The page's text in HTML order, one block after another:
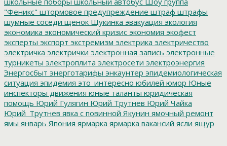
"Феникс" штормовое предупреждение штраф штрафы
шумные соседи щенок Щукинка эвакуация экология
экономика экономический кризис экономия экофест
эксперты экспорт экстремизм электрика электричество
электричка электрички электронная запись электронные
турникеты электроплита электросети электроэнергия
Энергосбыт энерготарифы энкаунтер эпидемиологическая
ситуация эпидемия это_интересно юбилей юмор Юные
инспекторы движения юные таланты юридическая
помощь Юрий Гулягин Юрий Трутнев Юрий Чайка
Юрий_Трутнев явка с повинной Якунин ямочный ремонт
ямы январь Япония ярмарка ярмарка вакансий ясли ящур